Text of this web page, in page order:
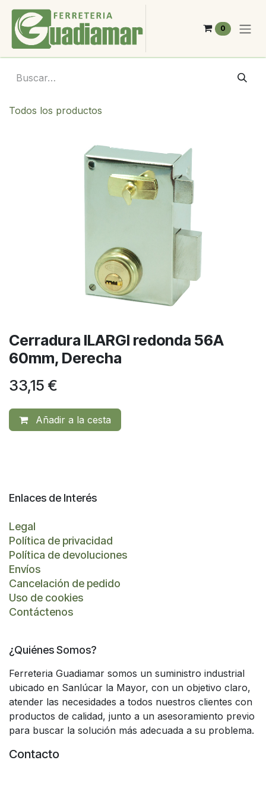
Ir al contenido
0
Todos los productos
Cerradura ILARGI redonda 56A
60mm, Derecha
33,15 €
Añadir a la cesta
Enlaces de Interés
Legal
Política de privacidad
Política de devoluciones
Envíos
Cancelación de pedido
Uso de cookies
Contáctenos
¿Quiénes Somos?
Ferreteria Guadiamar somos un suministro industrial
ubicado en Sanlúcar la Mayor, con un objetivo claro,
atender las necesidades a todos nuestros clientes con
productos de calidad, junto a un asesoramiento previo
para buscar la solución más adecuada a su problema.
Contacto